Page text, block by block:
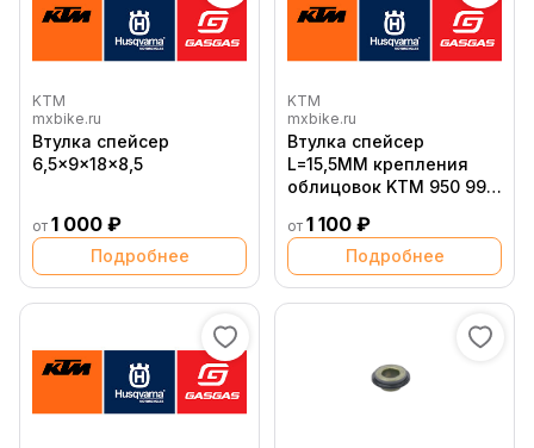
KTM
mxbike.ru
Втулка спейсер
6,5x9x18x8,5
от 1 000 ₽
Подробнее
KTM
mxbike.ru
Втулка спейсер
L=15,5MM крепления
облицовок KTM 950 990
от 1 100 ₽
Подробнее